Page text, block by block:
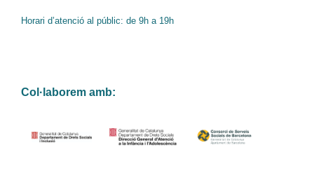
Horari d’atenció al públic: de 9h a 19h
Col·laborem amb: